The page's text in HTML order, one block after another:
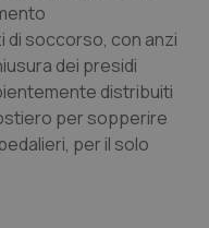
di soccorso, con anzi
dei presidi
distribuiti
per sopperire
per il solo